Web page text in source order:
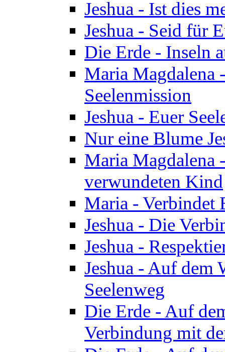
Jeshua - Ist dies
Jeshua - Seid für
Die Erde - Inseln
Maria Magdalena
Seelenmission
Jeshua - Euer
Nur eine Blume
Maria Magdalena
verwundeten Kind
Maria - Verbindet
Jeshua - Die
Jeshua -
Jeshua - Auf dem
Seelenweg
Die Erde - Auf
Verbindung mit